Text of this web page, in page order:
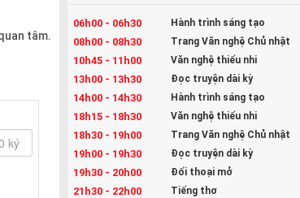
tâm.
06h00 - 06h30 Hành trình sáng tạo
08h00 - 08h30 Trang Văn nghệ Chủ nhật
10h45 - 11h00 Văn nghệ thiếu nhi
13h00 - 13h30 Đọc truyện dài kỳ
14h00 - 14h30 Hành trình sáng tạo
18h15 - 18h30 Văn nghệ thiếu nhi
18h30 - 19h00 Trang Văn nghệ Chủ nhật
19h00 - 19h30 Đọc truyện dài kỳ
19h30 - 20h00 Đối thoại mở
21h30 - 22h00 Tiếng thơ